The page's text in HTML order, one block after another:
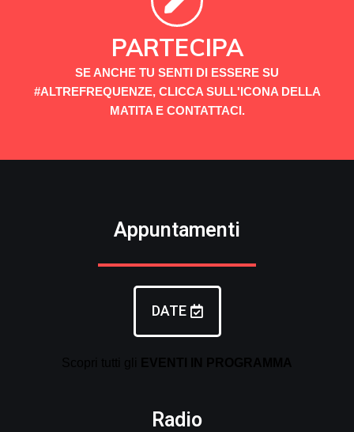
PARTECIPA
SE ANCHE TU SENTI DI ESSERE SU
#ALTREFREQUENZE, CLICCA SULL'ICONA DELLA
MATITA E CONTATTACI.
Appuntamenti
DATE
Radio